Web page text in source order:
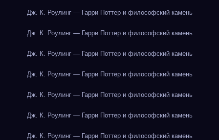
Дж. К. Роулинг — Гарри Поттер и философский камень
Дж. К. Роулинг — Гарри Поттер и философский камень
Дж. К. Роулинг — Гарри Поттер и философский камень
Дж. К. Роулинг — Гарри Поттер и философский камень
Дж. К. Роулинг — Гарри Поттер и философский камень
Дж. К. Роулинг — Гарри Поттер и философский камень
Дж. К. Роулинг — Гарри Поттер и философский камень